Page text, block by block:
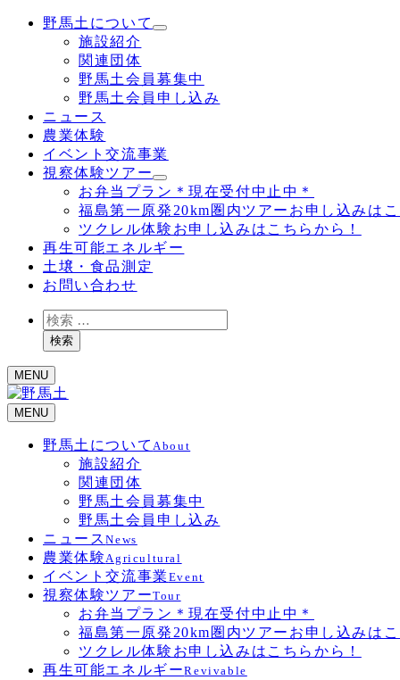
野馬土について
施設紹介
関連団体
野馬土会員募集中
野馬土会員申し込み
ニュース
農業体験
イベント交流事業
視察体験ツアー
お弁当プラン＊現在受付中止中＊
福島第一原発20km圏内ツアーお申し込みは
ツクレル体験お申し込みはこちらから！
再生可能エネルギー
土壌・食品測定
お問い合わせ
検
索検索
MENU
MENU
野馬土について About
施設紹介
関連団体
野馬土会員募集中
野馬土会員申し込み
ニュースNews
農業体験Agricultural
イベント交流事業 Event
視察体験ツアーTour
お弁当プラン＊現在受付中止中＊
福島第一原発20km圏内ツアーお申し込みは
ツクレル体験お申し込みはこちらから！
再生可能エネルギーRevivable